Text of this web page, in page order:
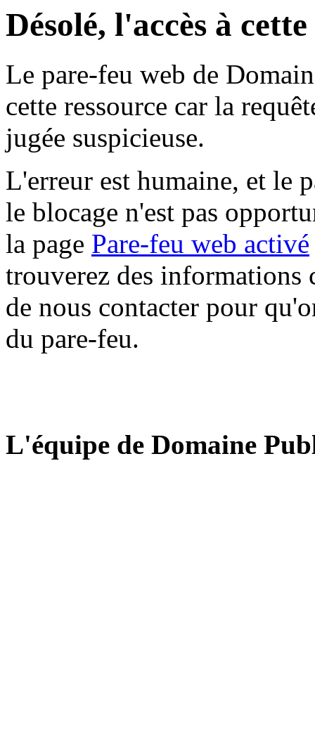
Désolé, l'accès à
Le pare-feu web de
cette ressource car la
jugée suspicieuse.
L'erreur est humaine, et le
le blocage n'est pas
la page Pare-feu web activé
trouverez des informations
de nous contacter pour
du pare-feu.
L'équipe de Domaine